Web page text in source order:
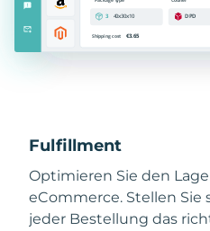
Fulfillment
Optimieren Sie den
eCommerce. Stellen Sie
jeder Bestellung das